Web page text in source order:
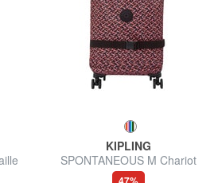
KIPLING
SPONTANEOUS M Chariot
moyen